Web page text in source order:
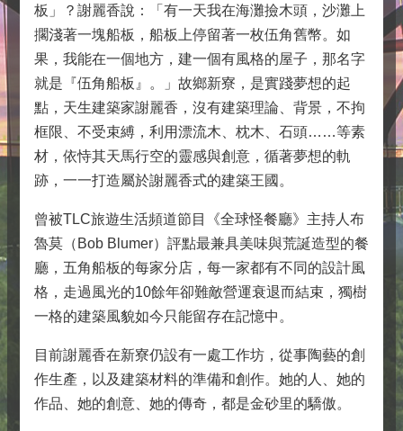
板」？謝麗香說：「有一天我在海灘撿木頭，沙灘上
擱淺著一塊船板，船板上停留著一枚伍角舊幣。如
果，我能在一個地方，建一個有風格的屋子，那名字
就是『伍角船板』。」故鄉新寮，是實踐夢想的起
點，天生建築家謝麗香，沒有建築理論、背景，不拘
框限、不受束縛，利用漂流木、枕木、石頭……等素
材，依恃其天馬行空的靈感與創意，循著夢想的軌
跡，一一打造屬於謝麗香式的建築王國。
曾被TLC旅遊生活頻道節目《全球怪餐廳》主持人布
魯莫（Bob Blumer）評點最兼具美味與荒誕造型的餐
廳，五角船板的每家分店，每一家都有不同的設計風
格，走過風光的10餘年卻難敵營運衰退而結束，獨樹
一格的建築風貌如今只能留存在記憶中。
目前謝麗香在新寮仍設有一處工作坊，從事陶藝的創
作生產，以及建築材料的準備和創作。她的人、她的
作品、她的創意、她的傳奇，都是金砂里的驕傲。